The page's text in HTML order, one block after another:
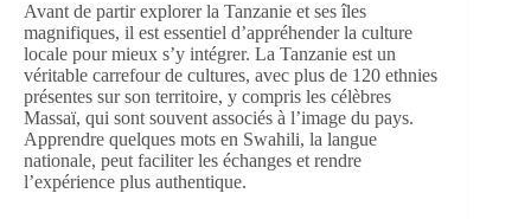
Avant de partir explorer la Tanzanie et ses îles
magnifiques, il est essentiel d’appréhender la culture
locale pour mieux s’y intégrer. La Tanzanie est un
véritable carrefour de cultures, avec plus de 120 ethnies
présentes sur son territoire, y compris les célèbres
Massaï, qui sont souvent associés à l’image du pays.
Apprendre quelques mots en Swahili, la langue
nationale, peut faciliter les échanges et rendre
l’expérience plus authentique.